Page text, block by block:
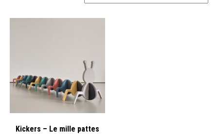
Kickers – Le mille pattes